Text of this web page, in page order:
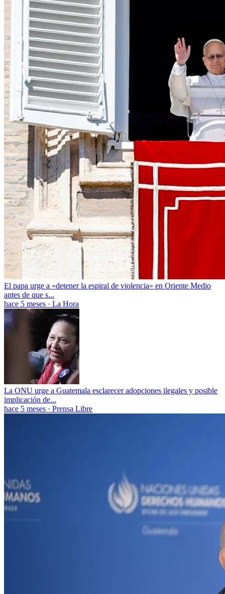
El papa urge a «detener la espiral de violencia» en Oriente Medio
antes de que s...
hace 5 meses · La Hora
La ONU urge a Guatemala esclarecer adopciones ilegales y posible
implicación de...
hace 5 meses · Prensa Libre